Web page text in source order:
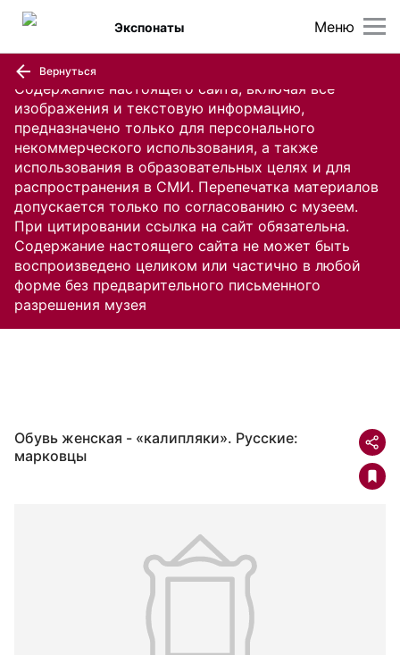
Содержание настоящего сайта, включая все
изображения и текстовую информацию,
предназначено только для персонального
некоммерческого использования, а также
использования в образовательных целях и для
распространения в СМИ. Перепечатка материалов
допускается только по согласованию с музеем.
При цитировании ссылка на сайт обязательна.
Содержание настоящего сайта не может быть
воспроизведено целиком или частично в любой
форме без предварительного письменного
разрешения музея
Меню
Экспонаты
Вернуться
Обувь женская - «калипляки». Русские:
марковцы